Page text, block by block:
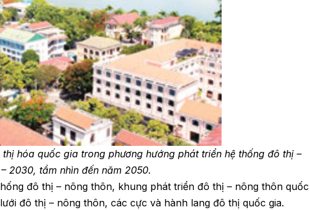
hóa quốc gia trong phương hướng phát triển hệ thống đô thị –
2030, tầm nhìn đến năm 2050.
đô thị – nông thôn, khung phát triển đô thị – nông thôn quốc
đô thị – nông thôn, các cực và hành lang đô thị quốc gia.